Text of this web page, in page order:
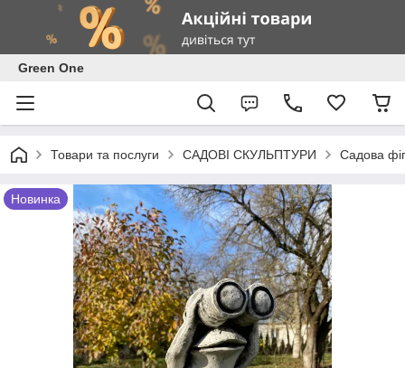
Green One
Товари та послуги САДОВІ СКУЛЬПТУРИ Садова
Новинка